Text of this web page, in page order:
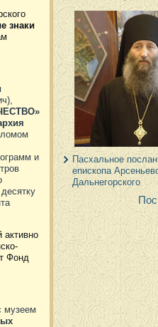
знаки
и
активно
Фонд
музеем
Пасхальное
епископа
Дальнегорского